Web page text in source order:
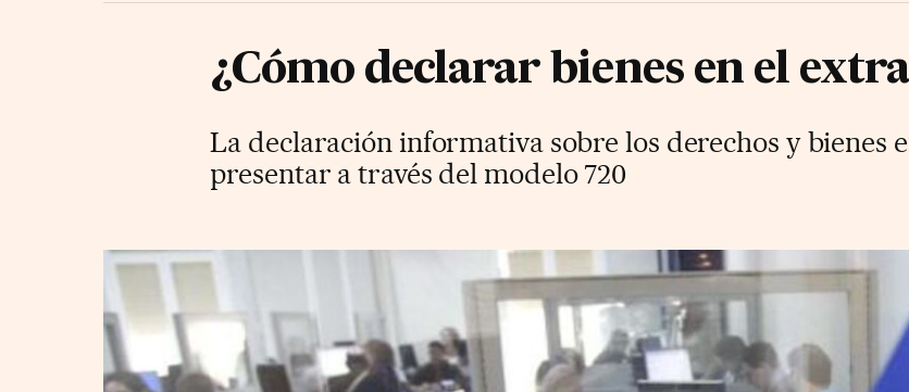
¿Cómo declarar bienes en el
La declaración informativa sobre los derechos y bienes
presentar a través del modelo 720